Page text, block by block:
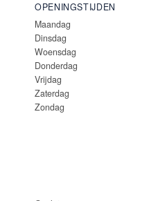
OPENINGSTIJDEN
Maandag
Dinsdag
Woensdag
Donderdag
Vrijdag
Zaterdag
Zondag